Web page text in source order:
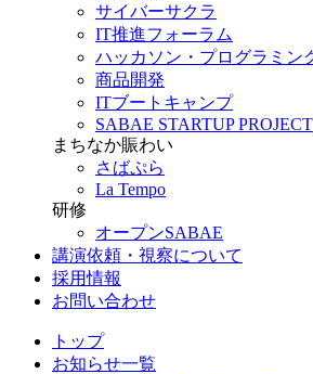
サイバーサクラ
IT推進フォーラム
ハッカソン・プログラミン
商品開発
ITブートキャンプ
SABAE STARTUP PROJECT
まちなか賑わい
さばぷら
La Tempo
研修
オープンSABAE
講演依頼・視察について
採用情報
お問い合わせ
トップ
お知らせ一覧